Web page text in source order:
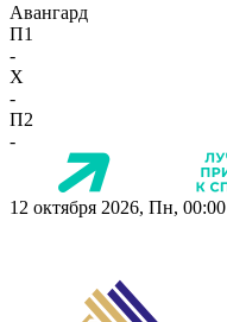
Авангард
П1
-
X
-
П2
-
12 октября 2026, Пн, 00:00